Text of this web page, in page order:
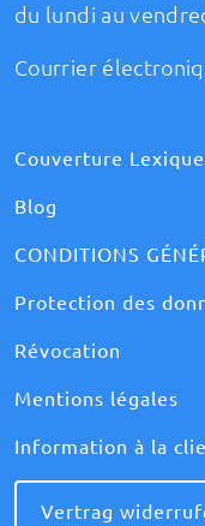
du lundi au
Courrier
Couverture
Blog
CONDITIONS
Protection des
Révocation
Mentions légales
Information à la
Vertrag